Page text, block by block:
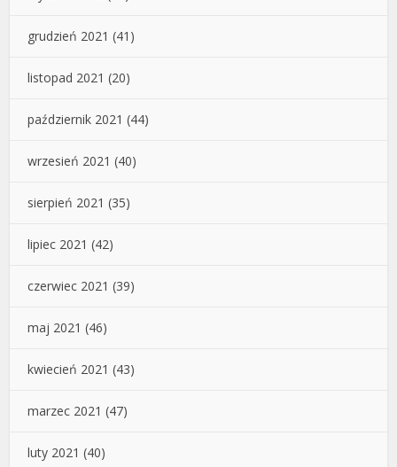
grudzień 2021 (41)
listopad 2021 (20)
październik 2021 (44)
wrzesień 2021 (40)
sierpień 2021 (35)
lipiec 2021 (42)
czerwiec 2021 (39)
maj 2021 (46)
kwiecień 2021 (43)
marzec 2021 (47)
luty 2021 (40)